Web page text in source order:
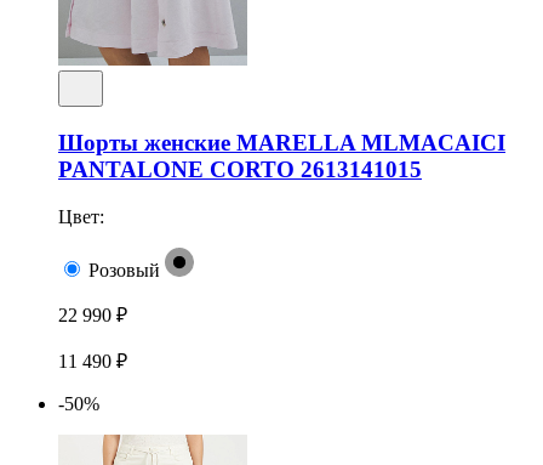
Шорты женские MARELLA MLMACAICI
PANTALONE CORTO 2613141015
Цвет:
Розовый
22 990 ₽
11 490 ₽
-50%